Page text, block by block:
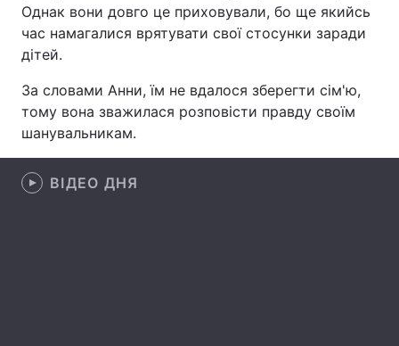
Спорт Наука
Техно і зв'язок
Зброя Інциденти
Здоров'я
Цікавинки
Однак вони довго це приховували, бо ще якийсь
час намагалися врятувати свої стосунки заради
дітей.
За словами Анни, їм не вдалося зберегти сім'ю,
тому вона зважилася розповісти правду своїм
шанувальникам.
ВІДЕО ДНЯ